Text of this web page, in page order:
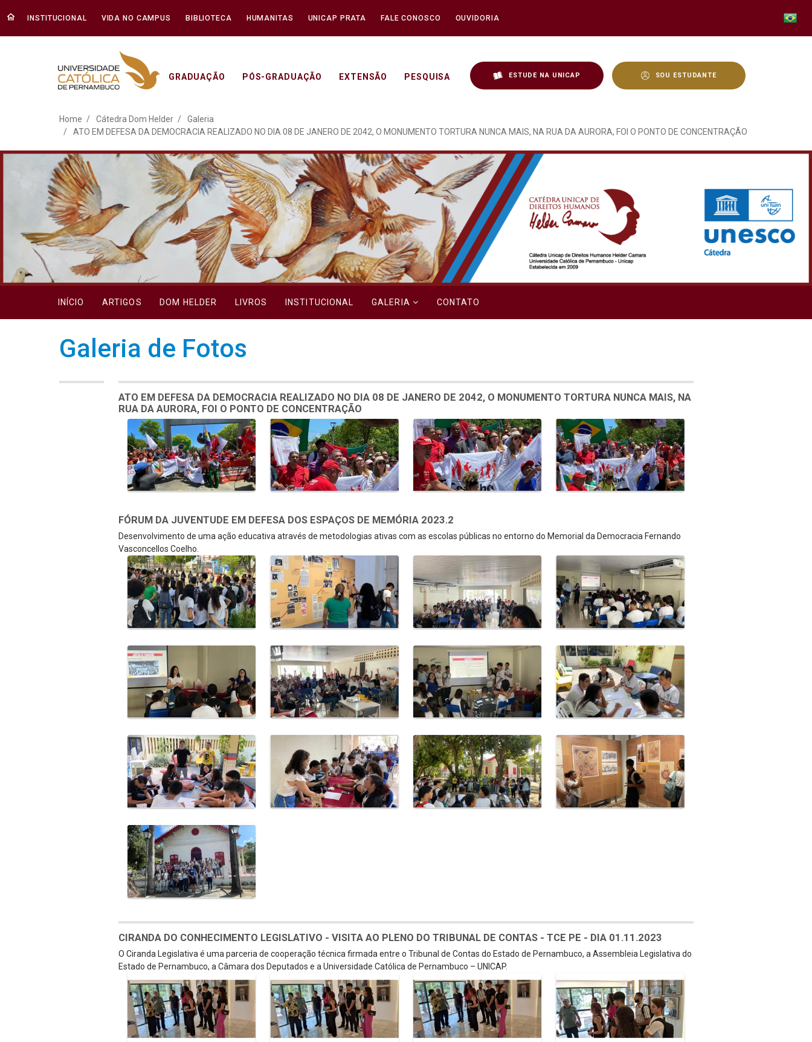
INSTITUCIONAL VIDA NO CAMPUS BIBLIOTECA HUMANITAS UNICAP PRATA FALE CONOSCO OUVIDORIA
GRADUAÇÃO PÓS-GRADUAÇÃO EXTENSÃO PESQUISA ESTUDE NA UNICAP SOU ESTUDANTE
ATO EM DEFESA DA DEMOCRACIA REALIZADO NO DIA 08 DE
Home Cátedra Dom Helder
Galeria
ATO EM DEFESA DA DEMOCRACIA REALIZADO NO DIA 08 DE JANERO DE 2042, O MONUMENTO TORTURA NUNCA MAIS, NA RUA DA AURORA, FOI O PONTO DE CONCENTRAÇÃO
INÍCIO ARTIGOS DOM HELDER LIVROS INSTITUCIONAL GALERIA CONTATO
Galeria de Fotos
ATO EM DEFESA DA DEMOCRACIA REALIZADO NO DIA 08 DE JANERO DE 2042, O MONUMENTO TORTURA NUNCA MAIS, NA
RUA DA AURORA, FOI O PONTO DE CONCENTRAÇÃO
Galeria de Mídias
FÓRUM DA JUVENTUDE EM DEFESA DOS ESPAÇOS DE MEMÓRIA 2023.2
Desenvolvimento de uma ação educativa através de metodologias ativas com as escolas públicas no entorno do Memorial da Democracia Fernando
Vasconcellos Coelho.
Galeria de Mídias
CIRANDA DO CONHECIMENTO LEGISLATIVO - VISITA AO PLENO DO TRIBUNAL DE CONTAS - TCE PE - DIA 01.11.2023
O Ciranda Legislativa é uma parceria de cooperação técnica firmada entre o Tribunal de Contas do Estado de Pernambuco, a Assembleia Legislativa do
Estado de Pernambuco, a Câmara dos Deputados e a Universidade Católica de Pernambuco – UNICAP.
Galeria de Mídias